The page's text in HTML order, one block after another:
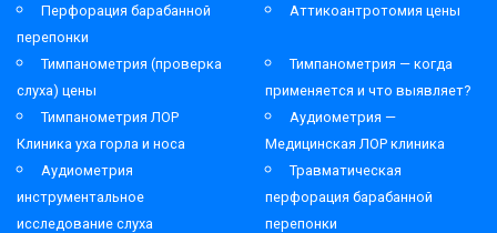
Перфорация барабанной
перепонки
Аттикоантротомия цены
Тимпанометрия (проверка
слуха) цены
Тимпанометрия — когда
применяется и что выявляет?
Тимпанометрия ЛОР
Клиника уха горла и носа
Аудиометрия —
Медицинская ЛОР клиника
Аудиометрия
инструментальное
исследование слуха
Травматическая
перфорация барабанной
перепонки